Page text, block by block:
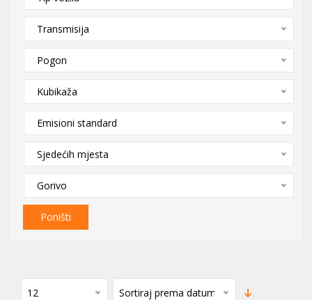
Transmisija
Pogon
Kubikaža
Emisioni standard
Sjedećih mjesta
Gorivo
Poništi
12 Sortiraj prema datumu